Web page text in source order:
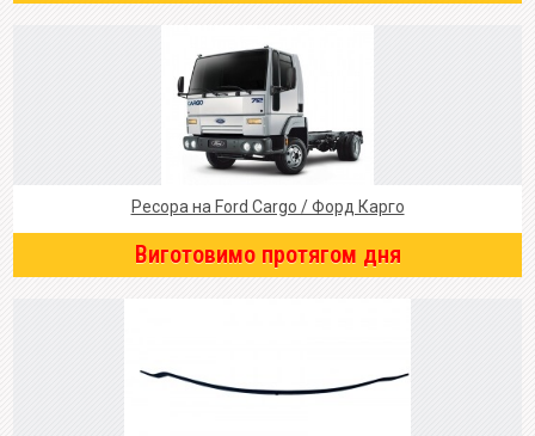
Ресора на Ford Cargo / Форд Карго
Виготовимо протягом дня